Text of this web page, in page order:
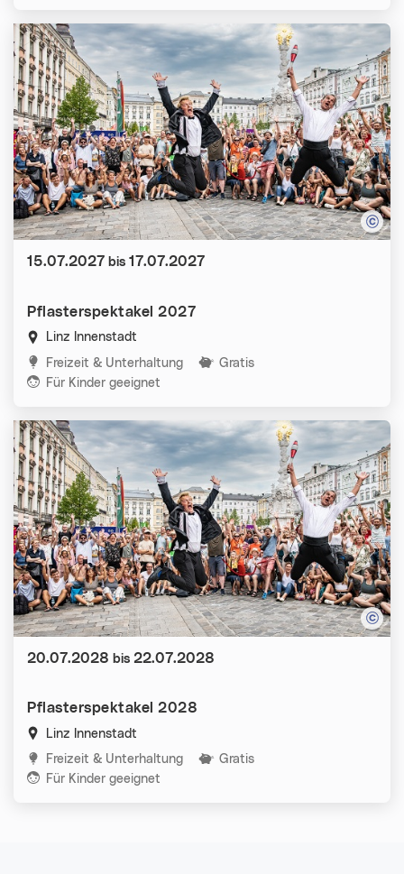
Pflasterspektakel 2027
Linz Innenstadt
Kategorien:
Freizeit & Unterhaltung
Gratis
Für Kinder geeignet
Datum:
15.07.2027 bis 17.07.2027
Pflasterspektakel 2028
Linz Innenstadt
Kategorien:
Freizeit & Unterhaltung
Gratis
Für Kinder geeignet
Datum:
20.07.2028 bis 22.07.2028